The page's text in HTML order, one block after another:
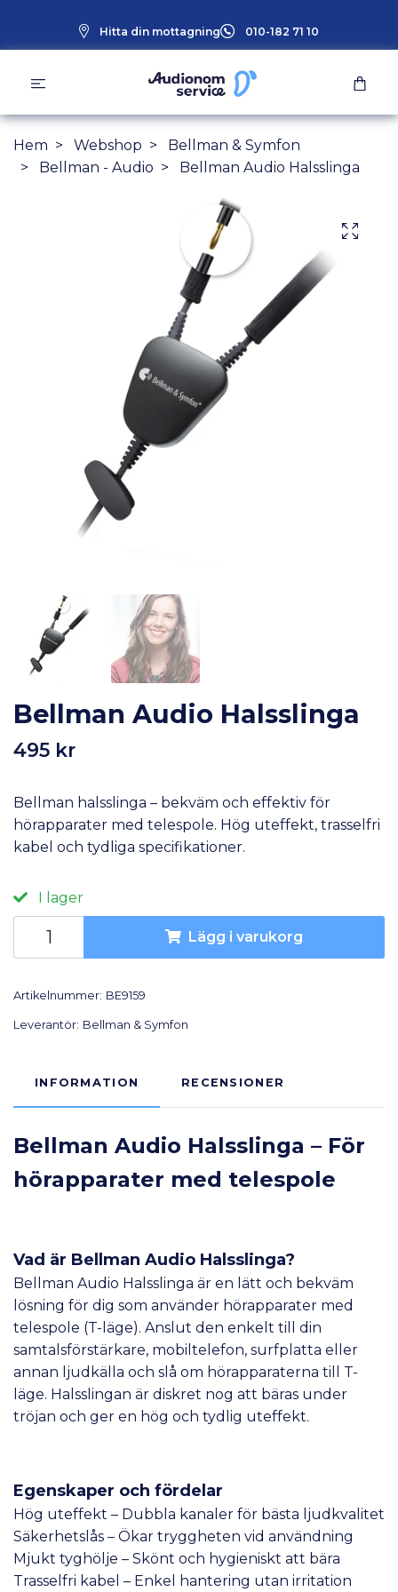
Hitta din mottagning 010-182 71 10
Hem Webshop
Bellman & Symfon
Bellman - Audio
Bellman Audio Halsslinga
Bellman Audio Halsslinga
495 kr
Bellman halsslinga – bekväm och effektiv för
hörapparater med telespole. Hög uteffekt, trasselfri
kabel och tydliga specifikationer.
I lager
Lägg i varukorg
Artikelnummer: BE9159
Leverantör: Bellman & Symfon
INFORMATION RECENSIONER
Bellman Audio Halsslinga – För
hörapparater med telespole
Vad är Bellman Audio Halsslinga?
Bellman Audio Halsslinga är en lätt och bekväm
lösning för dig som använder hörapparater med
telespole (T-läge). Anslut den enkelt till din
samtalsförstärkare, mobiltelefon, surfplatta eller
annan ljudkälla och slå om hörapparaterna till T-
läge. Halsslingan är diskret nog att bäras under
tröjan och ger en hög och tydlig uteffekt.
Egenskaper och fördelar
Hög uteffekt – Dubbla kanaler för bästa ljudkvalitet
Säkerhetslås – Ökar tryggheten vid användning
Mjukt tyghölje – Skönt och hygieniskt att bära
Trasselfri kabel – Enkel hantering utan irritation